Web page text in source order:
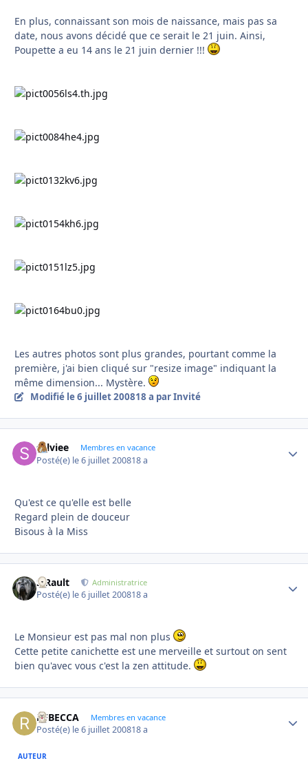
En plus, connaissant son mois de naissance, mais pas sa
date, nous avons décidé que ce serait le 21 juin. Ainsi,
Poupette a eu 14 ans le 21 juin dernier !!!
Les autres photos sont plus grandes, pourtant comme la
première, j'ai bien cliqué sur "resize image" indiquant la
même dimension... Mystère.
Modifié le 6 juillet 200818 a par Invité
sylviee Membres en vacance
Posté(e) le 6 juillet 200818 a
Qu'est ce qu'elle est belle
Regard plein de douceur
Bisous à la Miss
S.Rault Administratrice
Posté(e) le 6 juillet 200818 a
Le Monsieur est pas mal non plus
Cette petite canichette est une merveille et surtout on sent
bien qu'avec vous c'est la zen attitude.
REBECCA Membres en vacance
Posté(e) le 6 juillet 200818 a
AUTEUR